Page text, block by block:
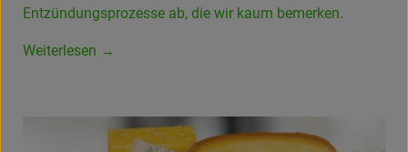
Entzündungsprozesse ab, die wir kaum bemerken.
Weiterlesen →